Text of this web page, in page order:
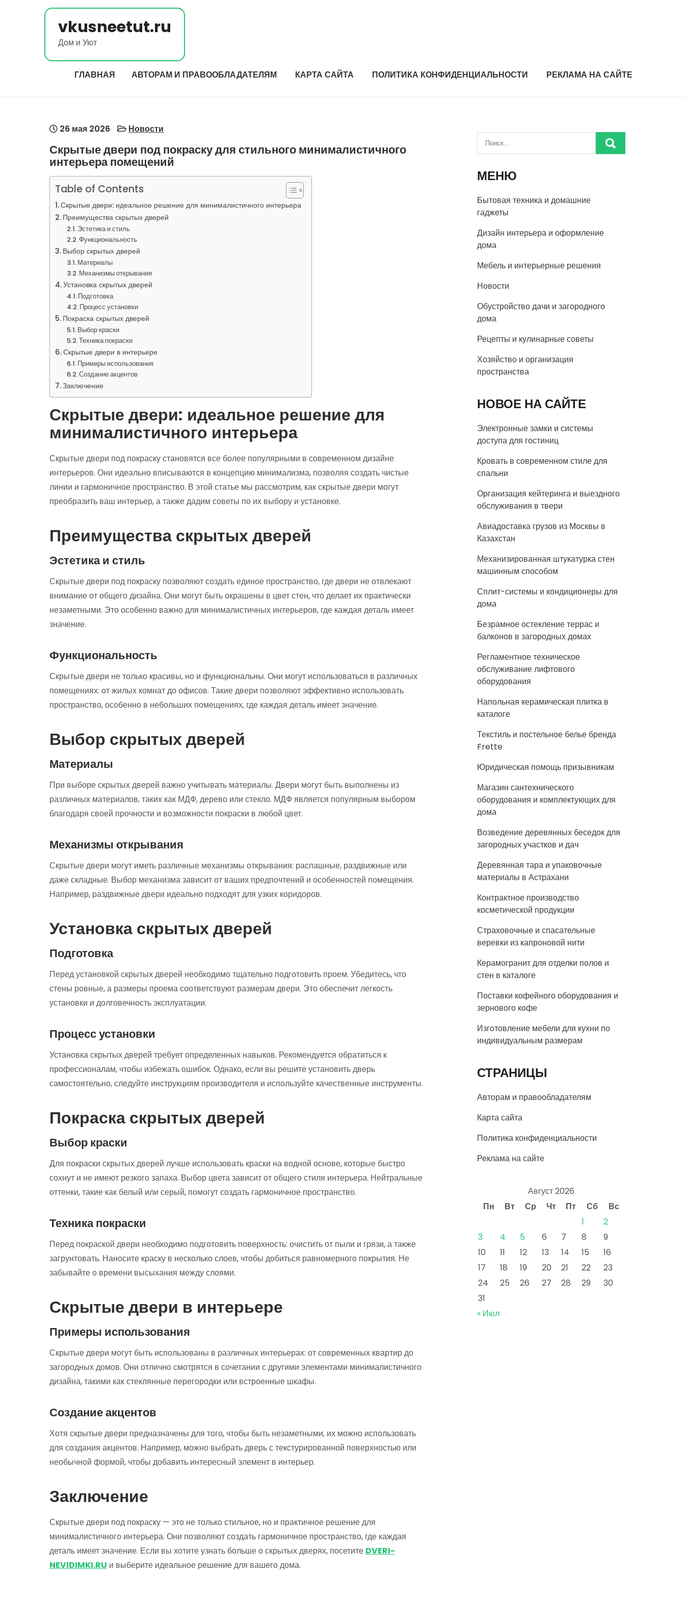
vkusneetut.ru
Дом и Уют
ГЛАВНАЯ АВТОРАМ И ПРАВООБЛАДАТЕЛЯМ КАРТА САЙТА ПОЛИТИКА КОНФИДЕНЦИАЛЬНОСТИ РЕКЛАМА НА САЙТЕ
26 мая 2026 Новости
Скрытые двери под покраску для стильного минималистичного
интерьера помещений
Table of Contents
Скрытые двери: идеальное решение для минималистичного интерьера
Преимущества скрытых дверей
Эстетика и стиль
Функциональность
Выбор скрытых дверей
Материалы
Механизмы открывания
Установка скрытых дверей
Подготовка
Процесс установки
Покраска скрытых дверей
Выбор краски
Техника покраски
Скрытые двери в интерьере
Примеры использования
Создание акцентов
Заключение
Скрытые двери: идеальное решение для
минималистичного интерьера
Скрытые двери под покраску становятся все более популярными в современном дизайне
интерьеров. Они идеально вписываются в концепцию минимализма, позволяя создать чистые
линии и гармоничное пространство. В этой статье мы рассмотрим, как скрытые двери могут
преобразить ваш интерьер, а также дадим советы по их выбору и установке.
Преимущества скрытых дверей
Эстетика и стиль
Скрытые двери под покраску позволяют создать единое пространство, где двери не отвлекают
внимание от общего дизайна. Они могут быть окрашены в цвет стен, что делает их практически
незаметными. Это особенно важно для минималистичных интерьеров, где каждая деталь имеет
значение.
Функциональность
Скрытые двери не только красивы, но и функциональны. Они могут использоваться в различных
помещениях: от жилых комнат до офисов. Такие двери позволяют эффективно использовать
пространство, особенно в небольших помещениях, где каждая деталь имеет значение.
Выбор скрытых дверей
Материалы
При выборе скрытых дверей важно учитывать материалы. Двери могут быть выполнены из
различных материалов, таких как МДФ, дерево или стекло. МДФ является популярным выбором
благодаря своей прочности и возможности покраски в любой цвет.
Механизмы открывания
Скрытые двери могут иметь различные механизмы открывания: распашные, раздвижные или
даже складные. Выбор механизма зависит от ваших предпочтений и особенностей помещения.
Например, раздвижные двери идеально подходят для узких коридоров.
Установка скрытых дверей
Подготовка
Перед установкой скрытых дверей необходимо тщательно подготовить проем. Убедитесь, что
стены ровные, а размеры проема соответствуют размерам двери. Это обеспечит легкость
установки и долговечность эксплуатации.
Процесс установки
Установка скрытых дверей требует определенных навыков. Рекомендуется обратиться к
профессионалам, чтобы избежать ошибок. Однако, если вы решите установить дверь
самостоятельно, следуйте инструкциям производителя и используйте качественные инструменты.
Покраска скрытых дверей
Выбор краски
Для покраски скрытых дверей лучше использовать краски на водной основе, которые быстро
сохнут и не имеют резкого запаха. Выбор цвета зависит от общего стиля интерьера. Нейтральные
оттенки, такие как белый или серый, помогут создать гармоничное пространство.
Техника покраски
Перед покраской двери необходимо подготовить поверхность: очистить от пыли и грязи, а также
загрунтовать. Наносите краску в несколько слоев, чтобы добиться равномерного покрытия. Не
забывайте о времени высыхания между слоями.
Скрытые двери в интерьере
Примеры использования
Скрытые двери могут быть использованы в различных интерьерах: от современных квартир до
загородных домов. Они отлично смотрятся в сочетании с другими элементами минималистичного
дизайна, такими как стеклянные перегородки или встроенные шкафы.
Создание акцентов
Хотя скрытые двери предназначены для того, чтобы быть незаметными, их можно использовать
для создания акцентов. Например, можно выбрать дверь с текстурированной поверхностью или
необычной формой, чтобы добавить интересный элемент в интерьер.
Заключение
Скрытые двери под покраску — это не только стильное, но и практичное решение для
минималистичного интерьера. Они позволяют создать гармоничное пространство, где каждая
деталь имеет значение. Если вы хотите узнать больше о скрытых дверях, посетите DVERI-
NEVIDIMKI.RU и выберите идеальное решение для вашего дома.
МЕНЮ
Бытовая техника и домашние
гаджеты
Дизайн интерьера и оформление
дома
Мебель и интерьерные решения
Новости
Обустройство дачи и загородного
дома
Рецепты и кулинарные советы
Хозяйство и организация
пространства
НОВОЕ НА САЙТЕ
Электронные замки и системы
доступа для гостиниц
Кровать в современном стиле для
спальни
Организация кейтеринга и выездного
обслуживания в твери
Авиадоставка грузов из Москвы в
Казахстан
Механизированная штукатурка стен
машинным способом
Сплит-системы и кондиционеры для
дома
Безрамное остекление террас и
балконов в загородных домах
Регламентное техническое
обслуживание лифтового
оборудования
Напольная керамическая плитка в
каталоге
Текстиль и постельное белье бренда
Frette
Юридическая помощь призывникам
Магазин сантехнического
оборудования и комплектующих для
дома
Возведение деревянных беседок для
загородных участков и дач
Деревянная тара и упаковочные
материалы в Астрахани
Контрактное производство
косметической продукции
Страховочные и спасательные
веревки из капроновой нити
Керамогранит для отделки полов и
стен в каталоге
Поставки кофейного оборудования и
зернового кофе
Изготовление мебели для кухни по
индивидуальным размерам
СТРАНИЦЫ
Авторам и правообладателям
Карта сайта
Политика конфиденциальности
Реклама на сайте
Август 2026
Пн
Вт Ср Чт Пт Сб
Вс
1
2
3
4 5 6 7 8
9
10
11 12 13 14 15
16
17
18 19 20 21 22
23
24
25 26 27 28 29
30
31
« Июл